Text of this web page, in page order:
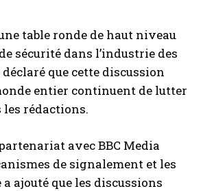
table ronde de haut niveau
sécurité dans l’industrie des
que cette discussion
entier continuent de lutter
rédactions.
avec BBC Media
de signalement et les
ajouté que les discussions